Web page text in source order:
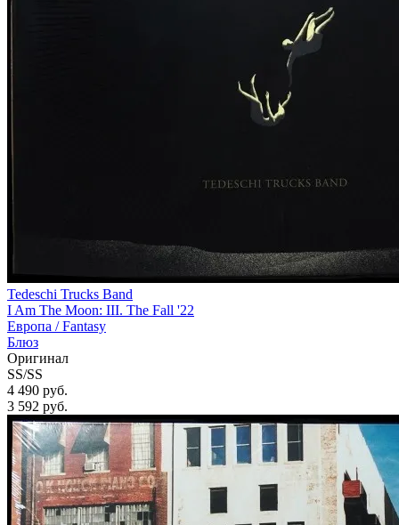
Tedeschi Trucks Band
I Am The Moon: III. The Fall '22
Европа /Fantasy
Блюз
Оригинал
SS/SS
4 490 руб.
3 592 руб.